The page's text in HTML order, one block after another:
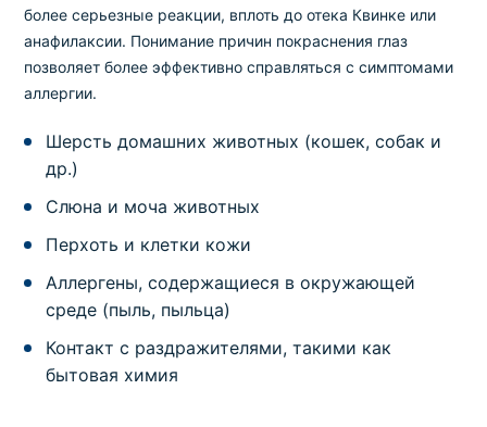
более серьезные реакции, вплоть до отека Квинке или
анафилаксии. Понимание причин покраснения глаз
позволяет более эффективно справляться с симптомами
аллергии.
Шерсть домашних животных (кошек, собак и
др.)
Слюна и моча животных
Перхоть и клетки кожи
Аллергены, содержащиеся в окружающей
среде (пыль, пыльца)
Контакт с раздражителями, такими как
бытовая химия